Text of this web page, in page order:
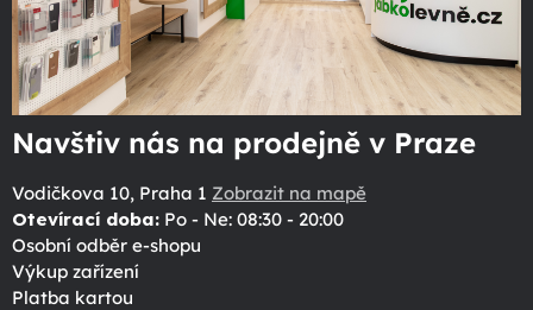
Navštiv nás na prodejně v Praze
Vodičkova 10, Praha 1 Zobrazit na mapě
Otevírací doba: Po - Ne: 08:30 - 20:00
Osobní odběr e-shopu
Výkup zařízení
Platba kartou